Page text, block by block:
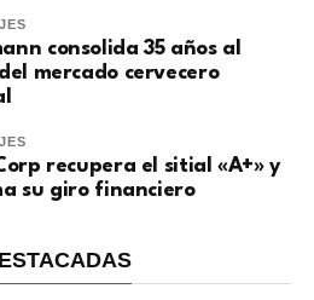
consolida 35 años al
mercado cervecero
recupera el sitial «A+» y
su giro financiero